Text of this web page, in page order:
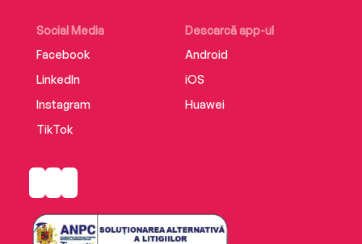
Social Media
Facebook
LinkedIn
Instagram
TikTok
Descarcă app-ul
Android
iOS
Huawei